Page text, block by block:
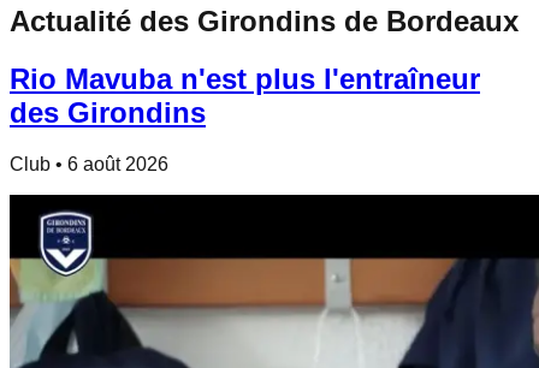
Actualité des Girondins de Bordeaux
Rio Mavuba n'est plus l'entraîneur
des Girondins
Club • 6 août 2026